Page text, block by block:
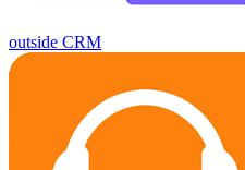
outside CRM